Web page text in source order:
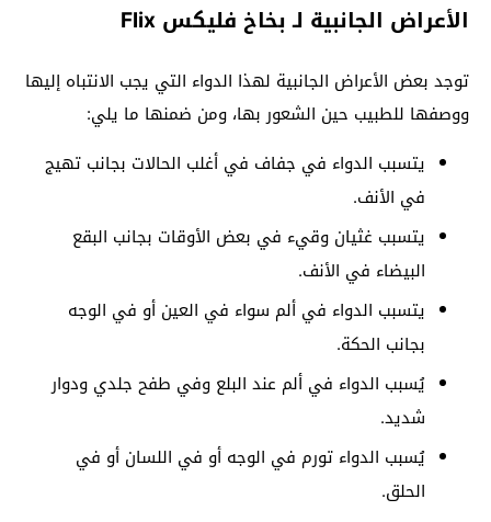
الأعراض الجانبية لـ بخاخ فليكس Flix
توجد بعض الأعراض الجانبية لهذا الدواء التي يجب الانتباه إليها
ووصفها للطبيب حين الشعور بها، ومن ضمنها ما يلي:
يتسبب الدواء في جفاف في أغلب الحالات بجانب تهيج
في الأنف.
يتسبب غثيان وقيء في بعض الأوقات بجانب البقع
البيضاء في الأنف.
يتسبب الدواء في ألم سواء في العين أو في الوجه
بجانب الحكة.
يُسبب الدواء في ألم عند البلع وفي طفح جلدي ودوار
شديد.
يُسبب الدواء تورم في الوجه أو في اللسان أو في
الحلق.